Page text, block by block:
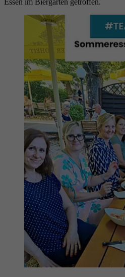
Essen im Biergarten getroffen.